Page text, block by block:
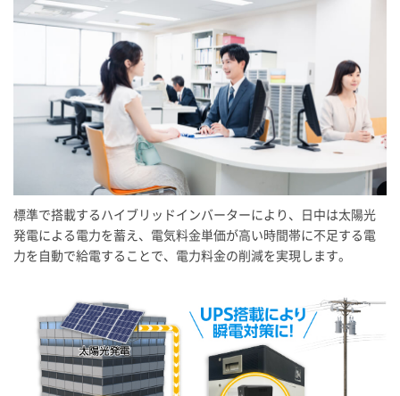
標準で搭載するハイブリッドインバーターにより、​日中は太陽光
発電による電力を蓄え、電気料金単価が高い時間帯に不足する電
力を自動で給電することで、電力料金の削減を実現します。